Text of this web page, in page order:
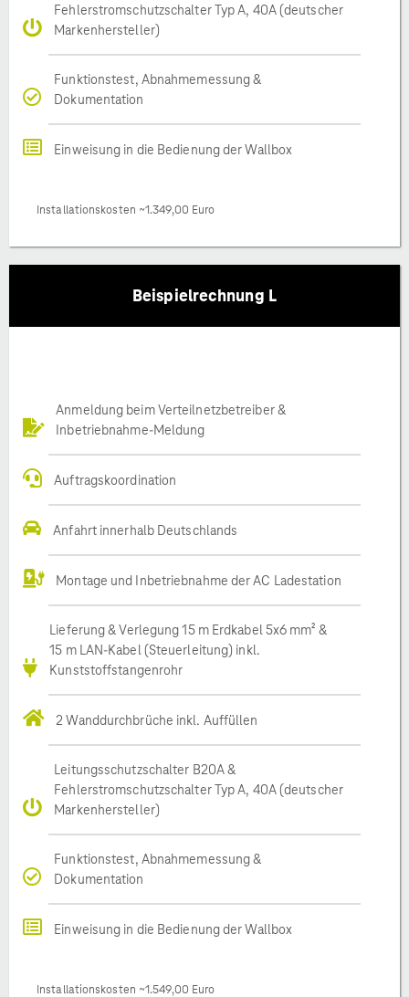
Fehlerstromschutzschalter Typ A, 40A (deutscher
Markenhersteller)
Funktionstest, Abnahmemessung &
Dokumentation
Einweisung in die Bedienung der Wallbox
Installationskosten ~1.349,00 Euro
Beispielrechnung L
Anmeldung beim Verteilnetzbetreiber &
Inbetriebnahme-Meldung
Auftragskoordination
Anfahrt innerhalb Deutschlands
Montage und Inbetriebnahme der AC Ladestation
Lieferung & Verlegung 15 m Erdkabel 5x6 mm² &
15 m LAN-Kabel (Steuerleitung) inkl.
Kunststoffstangenrohr
2 Wanddurchbrüche inkl. Auffüllen
Leitungsschutzschalter B20A &
Fehlerstromschutzschalter Typ A, 40A (deutscher
Markenhersteller)
Funktionstest, Abnahmemessung &
Dokumentation
Einweisung in die Bedienung der Wallbox
Installationskosten ~1.549,00 Euro